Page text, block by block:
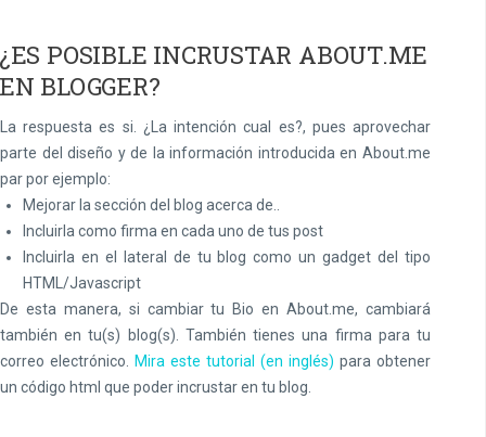
POSIBLE INCRUSTAR ABOUT.ME
BLOGGER?
La respuesta es si. ¿La intención cual es?, pues aprovechar
parte del diseño y de la información introducida en About.me
par por ejemplo:
Mejorar la sección del blog acerca de..
Incluirla como firma en cada uno de tus post
Incluirla en el lateral de tu blog como un gadget del tipo
HTML/Javascript
De esta manera, si cambiar tu Bio en About.me, cambiará
también en tu(s) blog(s). También tienes una firma para tu
correo electrónico. Mira este tutorial (en inglés) para obtener
un código html que poder incrustar en tu blog.